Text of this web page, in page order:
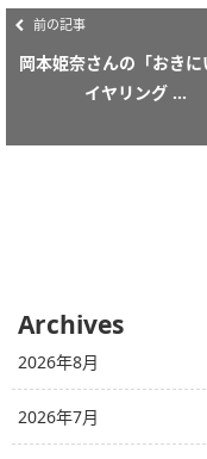
前の記事
岡本姫奈さんの「おきに
イヤリング ...
Archives
2026年8月
2026年7月